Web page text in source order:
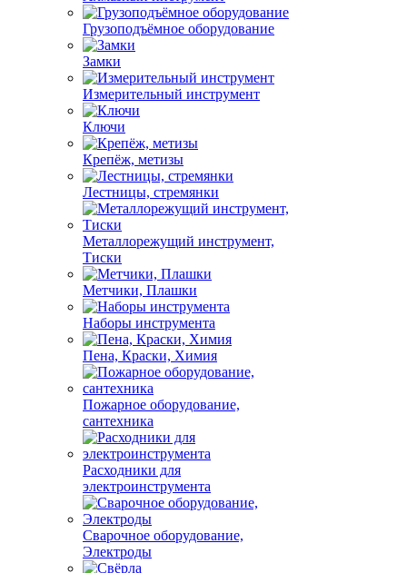
Грузоподъёмное оборудование
Замки
Измерительный инструмент
Ключи
Крепёж, метизы
Лестницы, стремянки
Металлорежущий инструмент,
Тиски
Метчики, Плашки
Наборы инструмента
Пена, Краски, Химия
Пожарное оборудование,
сантехника
Расходники для
электроинструмента
Сварочное оборудование,
Электроды